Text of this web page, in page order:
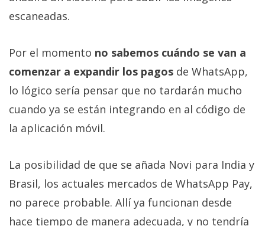
escaneadas.
Por el momento no sabemos cuándo se van a
comenzar a expandir los pagos de WhatsApp,
lo lógico sería pensar que no tardarán mucho
cuando ya se están integrando en al código de
la aplicación móvil.
La posibilidad de que se añada Novi para India y
Brasil, los actuales mercados de WhatsApp Pay,
no parece probable. Allí ya funcionan desde
hace tiempo de manera adecuada, y no tendría